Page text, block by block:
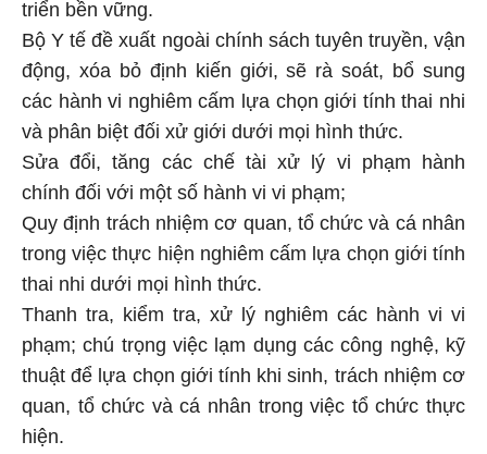
triển bền vững.
Bộ Y tế đề xuất ngoài chính sách tuyên truyền, vận
động, xóa bỏ định kiến giới, sẽ rà soát, bổ sung
các hành vi nghiêm cấm lựa chọn giới tính thai nhi
và phân biệt đối xử giới dưới mọi hình thức.
Sửa đổi, tăng các chế tài xử lý vi phạm hành
chính đối với một số hành vi vi phạm;
Quy định trách nhiệm cơ quan, tổ chức và cá nhân
trong việc thực hiện nghiêm cấm lựa chọn giới tính
thai nhi dưới mọi hình thức.
Thanh tra, kiểm tra, xử lý nghiêm các hành vi vi
phạm; chú trọng việc lạm dụng các công nghệ, kỹ
thuật để lựa chọn giới tính khi sinh, trách nhiệm cơ
quan, tổ chức và cá nhân trong việc tổ chức thực
hiện.